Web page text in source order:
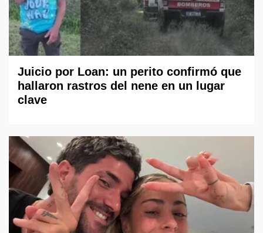
Juicio por Loan: un perito confirmó que
hallaron rastros del nene en un lugar
clave